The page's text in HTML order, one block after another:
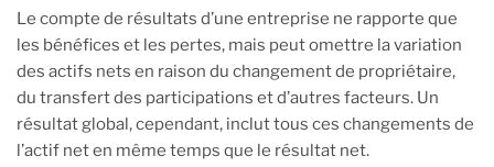
Le compte de résultats d’une entreprise ne rapporte que
les bénéfices et les pertes, mais peut omettre la variation
des actifs nets en raison du changement de propriétaire,
du transfert des participations et d’autres facteurs. Un
résultat global, cependant, inclut tous ces changements de
l’actif net en même temps que le résultat net.